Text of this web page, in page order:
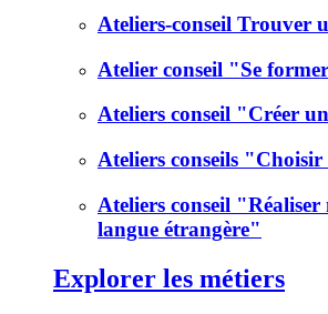
Ateliers-conseil Trouver
Atelier conseil "Se
Ateliers conseil "Créer
Ateliers conseils
Ateliers conseil
langue étrangère"
Explorer les métiers